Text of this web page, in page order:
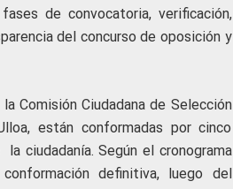
de convocatoria, verificación,
del concurso de oposición y
Comisión Ciudadana de Selección
están conformadas por cinco
ciudadanía. Según el cronograma
definitiva, luego del